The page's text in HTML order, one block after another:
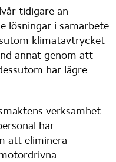
tidigare än
lösningar i samarbete
klimatavtrycket
annat genom att
har lägre
verksamhet
har
att eliminera